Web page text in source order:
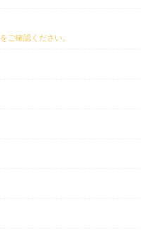
をご確認ください。